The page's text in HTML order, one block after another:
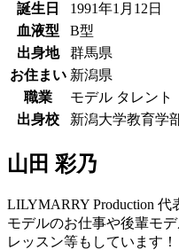
誕生日
1991年1月12日
血液型
B型
出身地
群馬県
お住まい 新潟県
職業
モデル タレント
出身校
新潟大学教育学
山田 彩乃
LILYMARRY Production 代
モデルのお仕事や後輩モ
レッスン等もしています！